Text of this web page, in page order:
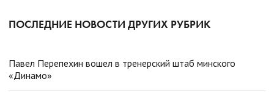
ПОСЛЕДНИЕ НОВОСТИ ДРУГИХ РУБРИК
Павел Перепехин вошел в тренерский штаб минского
«Динамо»